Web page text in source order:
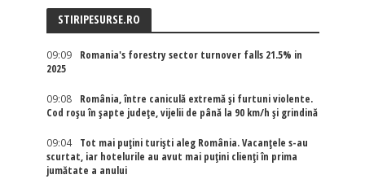
STIRIPESURSE.RO
09:09
Romania's forestry sector turnover falls 21.5% in
2025
09:08
România, între caniculă extremă și furtuni violente.
Cod roșu în șapte județe, vijelii de până la 90 km/h și grindină
09:04
Tot mai puțini turiști aleg România. Vacanțele s-au
scurtat, iar hotelurile au avut mai puțini clienți în prima
jumătate a anului